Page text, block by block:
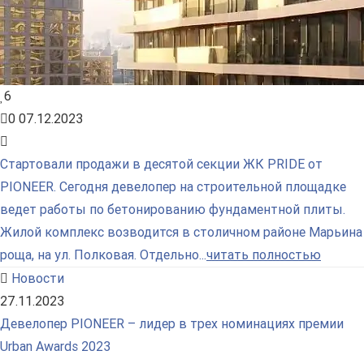
6
0 07.12.2023
Стартовали продажи в десятой секции ЖК PRIDE от
PIONEER. Сегодня девелопер на строительной площадке
ведет работы по бетонированию фундаментной плиты.
Жилой комплекс возводится в столичном районе Марьина
роща, на ул. Полковая. Отдельно...читать полностью
Новости
27.11.2023
Девелопер PIONEER – лидер в трех номинациях премии
Urban Awards 2023